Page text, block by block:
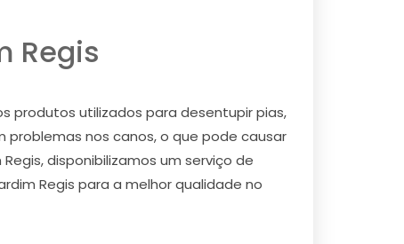
Regis
produtos utilizados para desentupir pias,
nos canos, o que pode causar
disponibilizamos um serviço de
Regis para a melhor qualidade no